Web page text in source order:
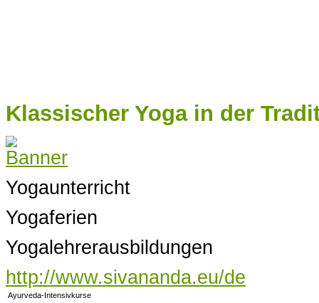
Klassischer Yoga in der
Yogaunterricht
Yogaferien
Yogalehrerausbildungen
http://www.sivananda.eu/de
Ayurveda-Intensivkurse